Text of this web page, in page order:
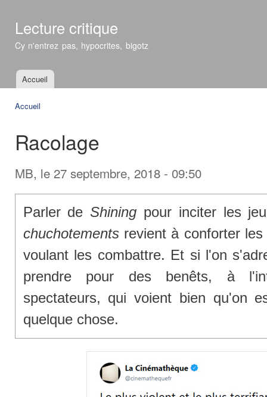
Lecture critique
Cy n'entrez pas, hypocrites, bigotz
Menu principal
Accueil
Accueil
Racolage
MB, le 27 septembre, 2018 - 09:50
Parler deShining pour inciter les
chuchotementsrevient à conforter les
voulant les combattre. Et si l'on
prendre pour des benêts, à
spectateurs, qui voient bien qu'on
quelque chose.